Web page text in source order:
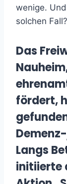
wenige.
solchen Fall?
Das
fördert,
Langs
initiierte